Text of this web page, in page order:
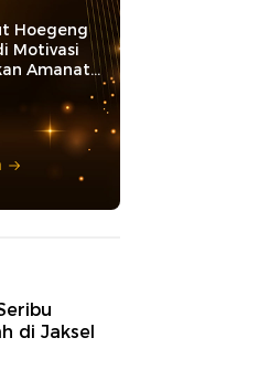
Hoegeng
Motivasi
Amanat
di Jaksel